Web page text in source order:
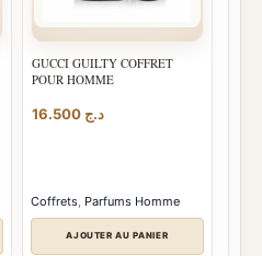
GUCCI GUILTY COFFRET
POUR HOMME
د.ج 16.500
Coffrets, Parfums Homme
AJOUTER AU PANIER